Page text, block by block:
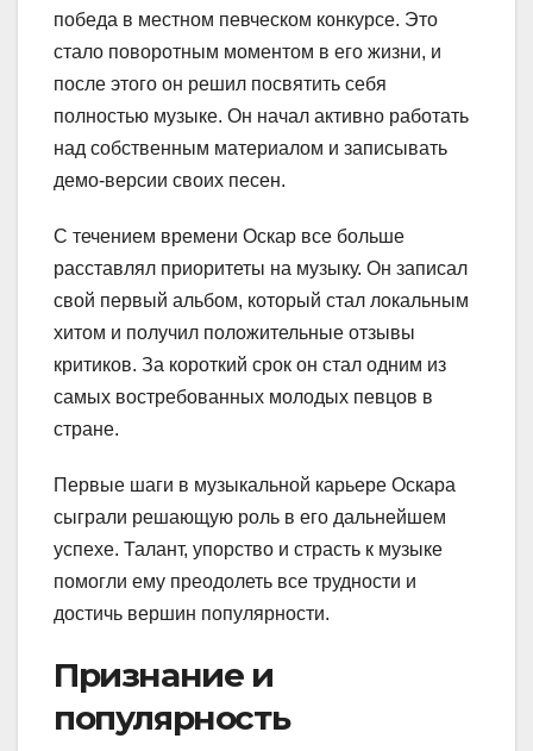
победа в местном певческом конкурсе. Это
стало поворотным моментом в его жизни, и
после этого он решил посвятить себя
полностью музыке. Он начал активно работать
над собственным материалом и записывать
демо-версии своих песен.
С течением времени Оскар все больше
расставлял приоритеты на музыку. Он записал
свой первый альбом, который стал локальным
хитом и получил положительные отзывы
критиков. За короткий срок он стал одним из
самых востребованных молодых певцов в
стране.
Первые шаги в музыкальной карьере Оскара
сыграли решающую роль в его дальнейшем
успехе. Талант, упорство и страсть к музыке
помогли ему преодолеть все трудности и
достичь вершин популярности.
Признание и
популярность